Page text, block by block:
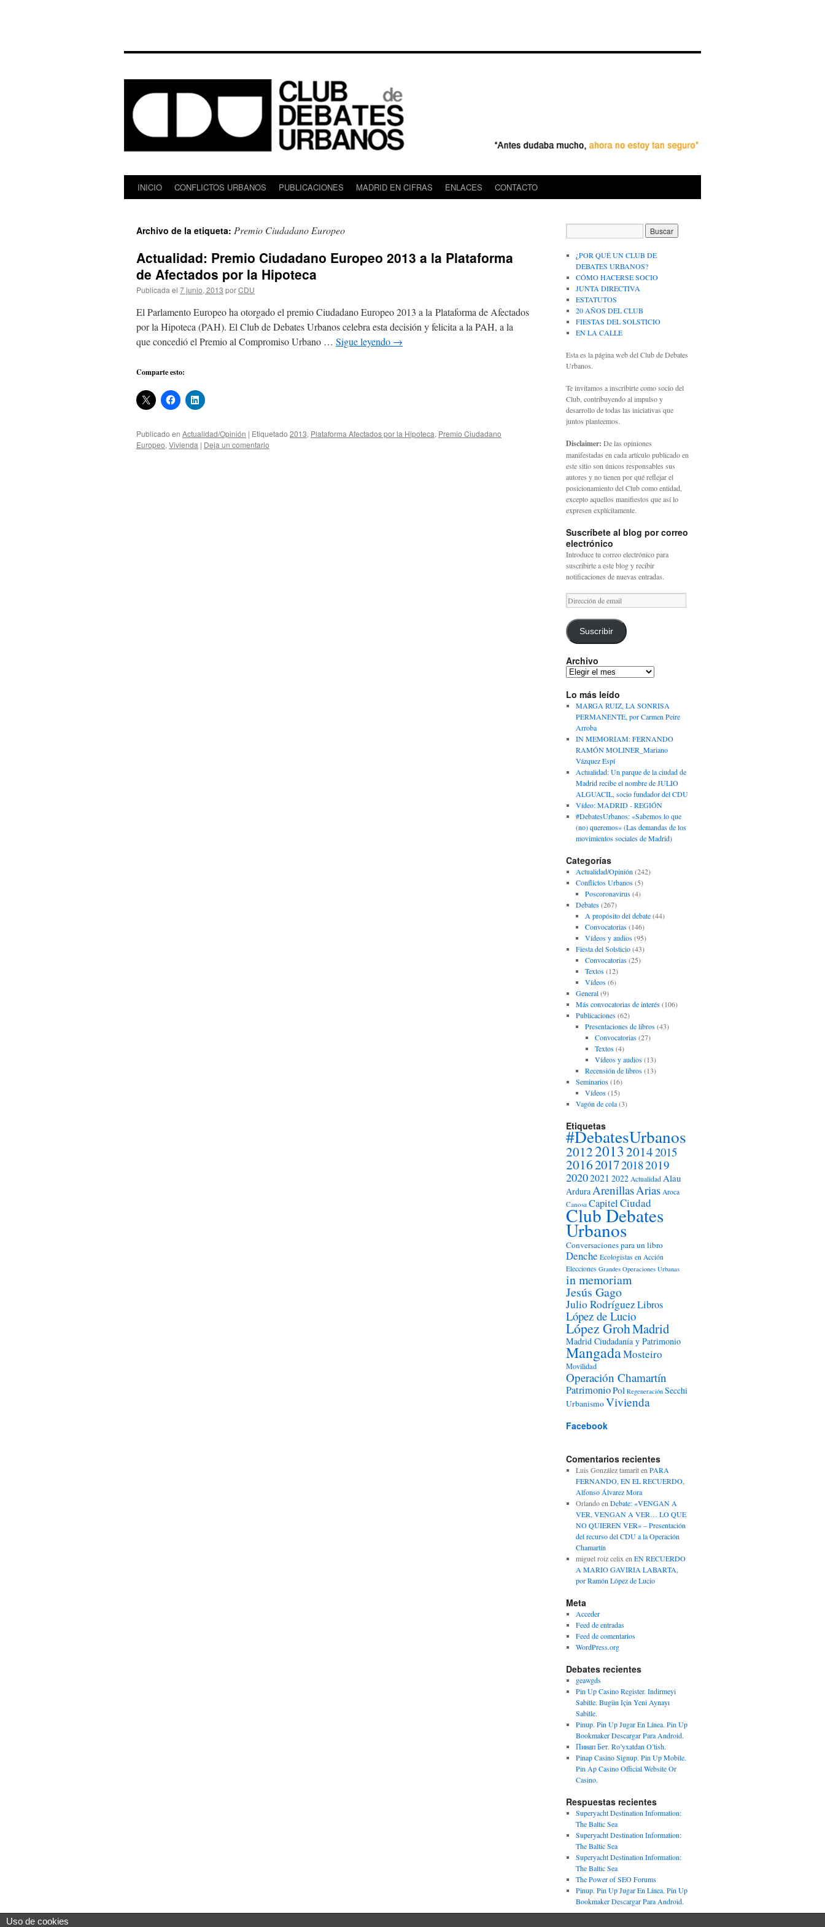
Saltar
contenido
INICIO CONFLICTOS URBANOS PUBLICACIONES MADRID EN CIFRAS ENLACES CONTACTO
Archivo de la etiqueta: Premio Ciudadano Europeo
Actualidad: Premio Ciudadano Europeo 2013 a la Plataforma
de Afectados por la Hipoteca
Publicada el 7 junio, 2013 porCDU
El Parlamento Europeo ha otorgado el premio Ciudadano Europeo 2013 a la Plataforma de Afectados
por la Hipoteca (PAH). El Club de Debates Urbanos celebra esta decisión y felicita a la PAH, a la
que concedió el Premio al Compromiso Urbano … Sigue leyendo →
Comparte esto:
Publicado en Actualidad/Opinión | Etiquetado 2013, Plataforma Afectados por la Hipoteca, Premio Ciudadano
Europeo, Vivienda | Deja un comentario
¿POR QUÉ UN CLUB DE
DEBATES URBANOS?
CÓMO HACERSE SOCIO
JUNTA DIRECTIVA
ESTATUTOS
20 AÑOS DEL CLUB
FIESTAS DEL SOLSTICIO
EN LA CALLE
Esta es la página web del Club de Debates
Urbanos.
Te invitamos a inscribirte como socio del
Club, contribuyendo al impulso y
desarrollo de todas las iniciativas que
juntos planteemos.
Disclaimer: De las opiniones
manifestadas en cada artículo publicado en
este sitio son únicos responsables sus
autores y no tienen por qué reflejar el
posicionamiento del Club como entidad,
excepto aquellos manifiestos que así lo
expresen explícitamente.
Suscríbete al blog por correo
electrónico
Introduce tu correo electrónico para
suscribirte a este blog y recibir
notificaciones de nuevas entradas.
Dirección
de
email
Suscribir
Archivo
Archivo
Lo más leído
MARGA RUIZ, LA SONRISA
PERMANENTE, por Carmen Peire
Arroba
IN MEMORIAM: FERNANDO
RAMÓN MOLINER_Mariano
Vázquez Espí
Actualidad: Un parque de la ciudad de
Madrid recibe el nombre de JULIO
ALGUACIL, socio fundador del CDU
Vídeo: MADRID - REGIÓN
#DebatesUrbanos: «Sabemos lo que
(no) queremos» (Las demandas de los
movimientos sociales de Madrid)
Categorías
Actualidad/Opinión (242)
Conflictos Urbanos(5)
Poscoronavirus(4)
Debates(267)
A propósito del debate(44)
Convocatorias(146)
Vídeos y audios(95)
Fiesta del Solsticio(43)
Convocatorias(25)
Textos(12)
Vídeos(6)
General(9)
Más convocatorias de interés(106)
Publicaciones(62)
Presentaciones de libros(43)
Convocatorias(27)
Textos(4)
Vídeos y audios(13)
Recensión de libros(13)
Seminarios(16)
Vídeos(15)
Vagón de cola(3)
Etiquetas
#DebatesUrbanos
2012201320142015
2016201720182019
20202021 2022 Actualidad Alau
ArduraArenillasArias Aroca
Canosa CapitelCiudad
Club Debates
Urbanos
Conversaciones para un libro
Denche Ecologistas en Acción
Elecciones Grandes Operaciones Urbanas
in memoriam
Jesús Gago
Julio RodríguezLibros
López de Lucio
López GrohMadrid
Madrid Ciudadanía y Patrimonio
MangadaMosteiro
Movilidad
Operación Chamartín
PatrimonioPol Regeneración Secchi
UrbanismoVivienda
Facebook
Comentarios recientes
Luis González tamariten PARA
FERNANDO, EN EL RECUERDO,
Alfonso Álvarez Mora
Orlandoen Debate: «VENGAN A
VER, VENGAN A VER… LO QUE
NO QUIEREN VER» – Presentación
del recurso del CDU a la Operación
Chamartín
miguel roiz celix en EN RECUERDO
A MARIO GAVIRIA LABARTA,
por Ramón López de Lucio
Meta
Acceder
Feed de entradas
Feed de comentarios
WordPress.org
Debates recientes
geawgds
Pin Up Casino Register. Indirmeyi
Sabitle. Bugün Için Yeni Aynayı
Sabitle.
Pinup. Pin Up Jugar En Línea. Pin Up
Bookmaker Descargar Para Android.
Пинап Бет. Ro’yxatdan O’tish.
Pinap Casino Signup. Pin Up Mobile.
Pin Ap Casino Official Website Or
Casino.
Respuestas recientes
Superyacht Destination Information:
The Baltic Sea
Superyacht Destination Information:
The Baltic Sea
Superyacht Destination Information:
The Baltic Sea
The Power of SEO Forums
Pinup. Pin Up Jugar En Línea. Pin Up
Bookmaker Descargar Para Android.
Uso de cookies